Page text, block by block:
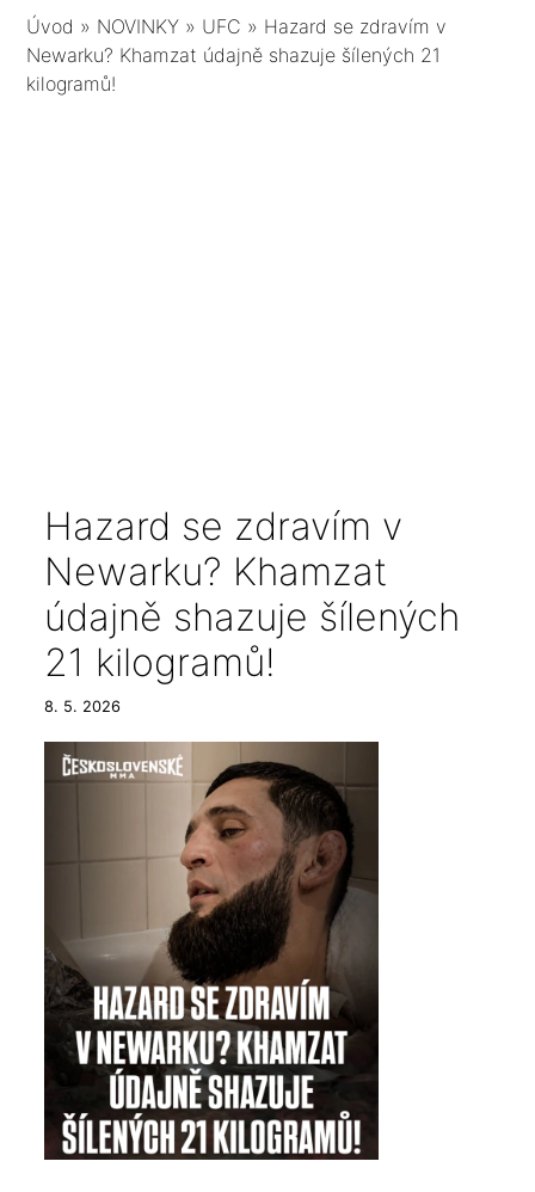
Úvod » NOVINKY » UFC » Hazard se zdravím v
Newarku? Khamzat údajně shazuje šílených 21
kilogramů!
Hazard se zdravím v
Newarku? Khamzat
údajně shazuje šílených
21 kilogramů!
8. 5. 2026